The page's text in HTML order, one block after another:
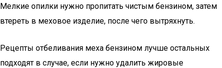
Мелкие опилки нужно пропитать чистым бензином, затем
втереть в меховое изделие, после чего вытряхнуть.
Рецепты отбеливания меха бензином лучше остальных
подходят в случае, если нужно удалить жировые